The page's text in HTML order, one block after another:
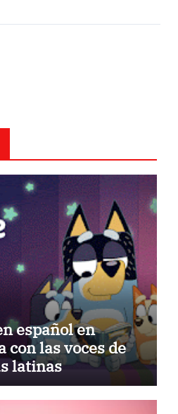
español en
las voces de
latinas